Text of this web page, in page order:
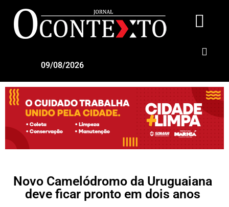
09/08/2026
Novo Camelódromo da Uruguaiana
deve ficar pronto em dois anos